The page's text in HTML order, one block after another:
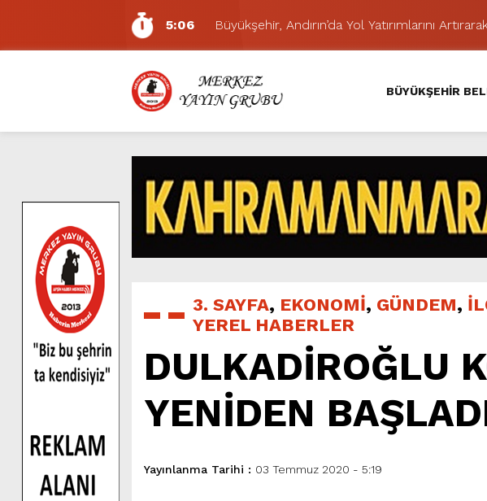
5:06
Büyükşehir, Andırın’da Yol Yatırımlarını
7:01
Funda Arar, Cumartesi Günü KAFUM’da
6:19
BAŞKAN AKPINAR 101. MAHALLE
6:17
Dulkadiroğlu Hacı Murat Caddesi’nde Büyük
11:14
Pazarcık’ta Yollar Büyükşehir’le Yenileniyor.
11:10
Büyükşehir, Dulkadiroğlu Kırsalında 45
5:17
Uluslararası Bisiklet Yarışması’nda İkinci Etap
5:15
Büyükşehir, Gazneliler Caddesi’nde Son Kat
6:54
Büyükşehir, Dulkadiroğlu Hacı Murat
5:20
Ağustos Fuarı’nın Yedinci Gününe Zakkum
BÜYÜKŞEHİR
3. SAYFA, EKONOMİ, GÜNDEM,
YEREL HABERLER
DULKADİROĞLU
YENİDEN
Yayınlanma Tarihi : 03 Temmuz 2020 - 5:19